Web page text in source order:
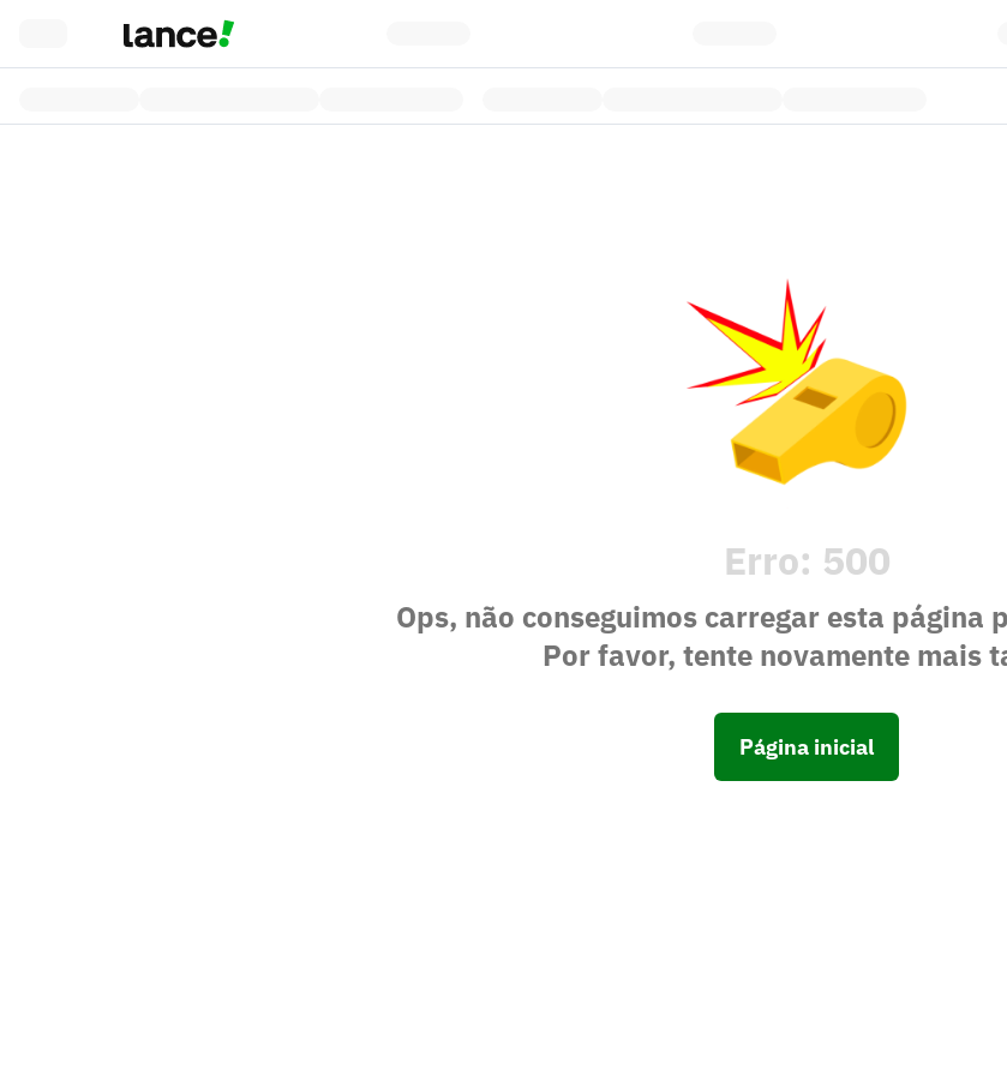
Erro: 500
Ops, não conseguimos carregar esta página
Por favor, tente novamente mais
Página inicial